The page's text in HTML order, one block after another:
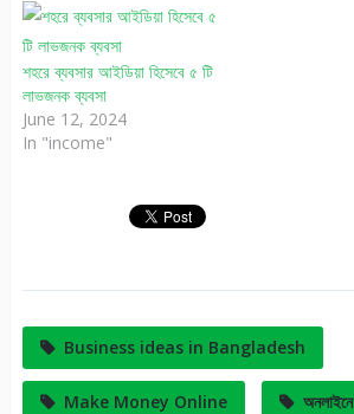
শহরে ব্যবসার আইডিয়া হিসেবে ৫ টি
লাভজনক ব্যবসা
June 12, 2024
In "income"
Business ideas in Bangladesh
Make Money Online অনলাইনে